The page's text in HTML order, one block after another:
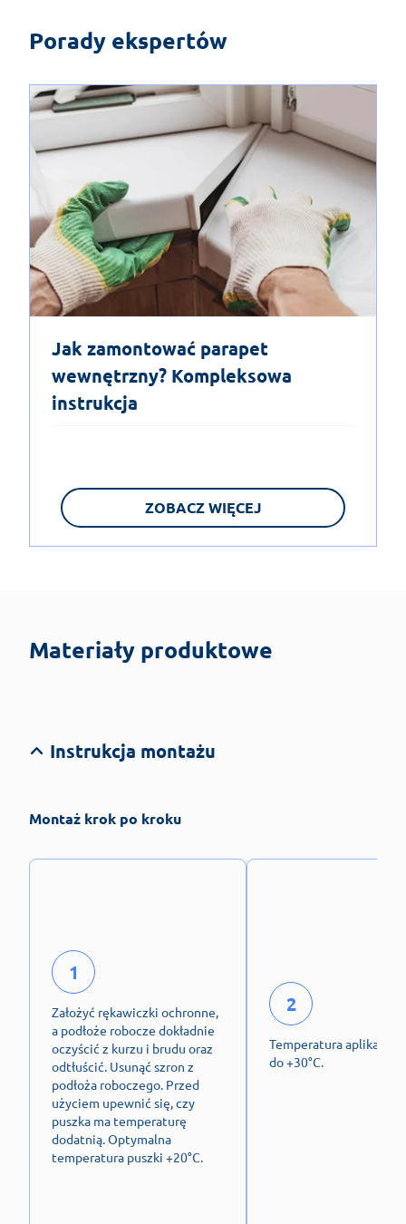
Porady ekspertów
Jak zamontować parapet
wewnętrzny? Kompleksowa
instrukcja
ZOBACZ WIĘCEJ
Materiały produktowe
Instrukcja montażu
Montaż krok po kroku
1
Założyć rękawiczki ochronne,
a podłoże robocze dokładnie
oczyścić z kurzu i brudu oraz
odtłuścić. Usunąć szron z
podłoża roboczego. Przed
użyciem upewnić się, czy
puszka ma temperaturę
dodatnią. Optymalna
temperatura puszki +20°C.
2
Temperatura aplikacji
do +30°C.